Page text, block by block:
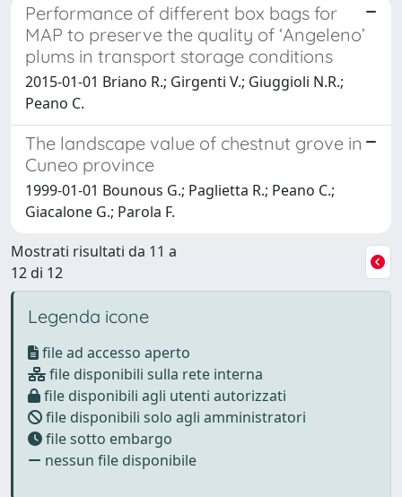
Performance of different box bags for
MAP to preserve the quality of ‘Angeleno’
plums in transport storage conditions
2015-01-01 Briano R.; Girgenti V.; Giuggioli N.R.;
Peano C.
The landscape value of chestnut grove in
Cuneo province
1999-01-01 Bounous G.; Paglietta R.; Peano C.;
Giacalone G.; Parola F.
Mostrati risultati da 11 a
12 di 12
Legenda icone
file ad accesso aperto
file disponibili sulla rete interna
file disponibili agli utenti autorizzati
file disponibili solo agli amministratori
file sotto embargo
nessun file disponibile